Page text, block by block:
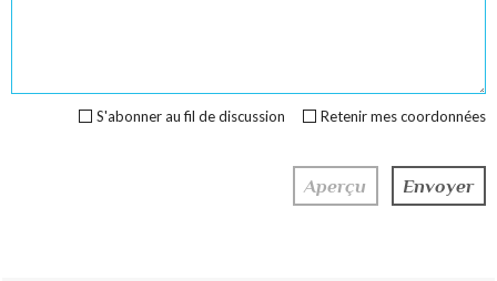
Retenir mes coordonnées
S'abonner au fil de discussion